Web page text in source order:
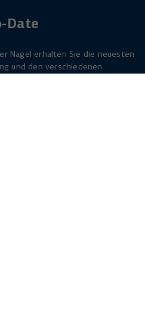
Date
Nagel erhalten Sie die neuesten
und den verschiedenen